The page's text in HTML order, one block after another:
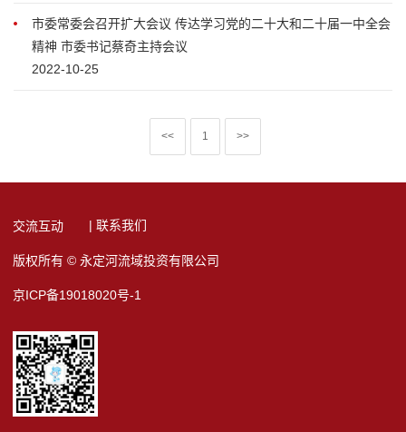
市委常委会召开扩大会议 传达学习党的二十大和二十届一中全会
精神 市委书记蔡奇主持会议
2022-10-25
<< 1 >>
交流互动 | 联系我们
版权所有 © 永定河流域投资有限公司
京ICP备19018020号-1